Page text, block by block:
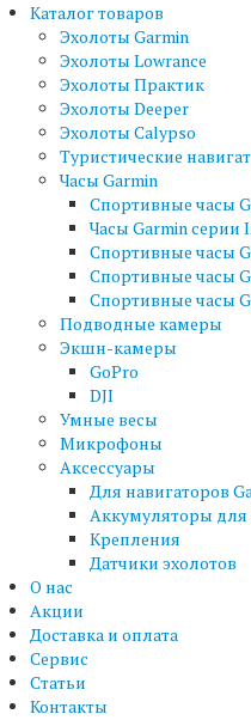
Каталог товаров
Эхолоты Garmin
Эхолоты Lowrance
Эхолоты Практик
Эхолоты Deeper
Эхолоты Calypso
Туристические
Часы Garmin
Спортивные часы
Часы Garmin серии
Спортивные часы
Спортивные часы
Спортивные часы
Подводные камеры
Экшн-камеры
GoPro
DJI
Умные весы
Микрофоны
Аксессуары
Для навигаторов
Аккумуляторы для
Крепления
Датчики эхолотов
О нас
Акции
Доставка и оплата
Сервис
Статьи
Контакты